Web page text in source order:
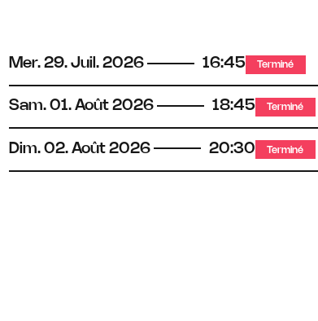
Mer. 29. Juil. 2026 16:45 Terminé
Sam. 01. Août 2026 18:45 Terminé
Dim. 02. Août 2026 20:30 Terminé